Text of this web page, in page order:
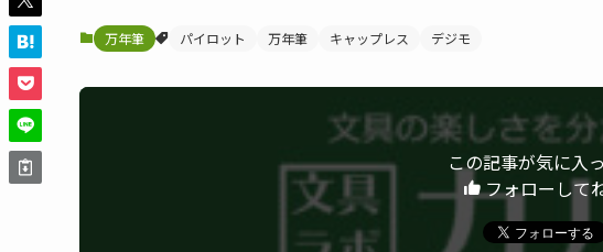
万年筆 パイロット 万年筆 キャップレス デジモ
この記事が気に入
フォローして